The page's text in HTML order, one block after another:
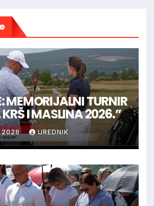
MEMORIJALNI TURNIR
I MASLINA 2026.”
2026 UREDNIK